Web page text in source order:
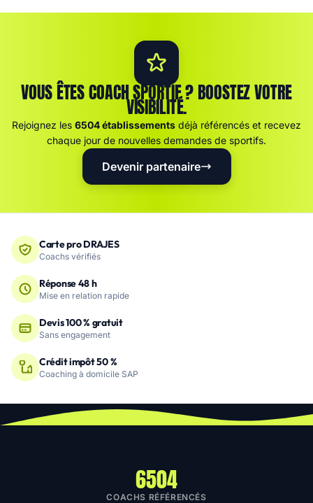
VOUS ÊTES COACH SPORTIF ? BOOSTEZ VOTRE
VISIBILITÉ.
Rejoignez les 6504 établissements déjà référencés et recevez
chaque jour de nouvelles demandes de sportifs.
Devenir partenaire
Carte pro DRAJES
Coachs vérifiés
Réponse 48 h
Mise en relation rapide
Devis 100 % gratuit
Sans engagement
Crédit impôt 50 %
Coaching à domicile SAP
6504
COACHS RÉFÉRENCÉS